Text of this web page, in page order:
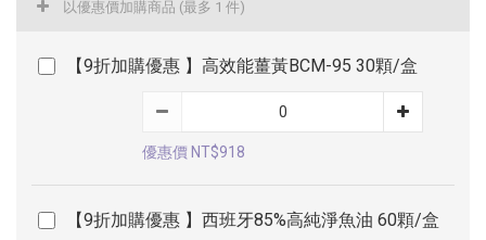
以優惠價加購商品 (最多 1 件)
【9折加購優惠 】高效能薑黃BCM-95 30顆/盒
優惠價 NT$918
【9折加購優惠 】西班牙85%高純淨魚油 60顆/盒